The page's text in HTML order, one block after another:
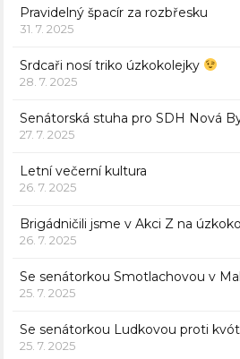
Pravidelný špacír za rozbřesku
31. 7. 2025
Srdcaři nosí triko úzkokolejky
28. 7. 2025
Senátorská stuha pro SDH Nová
27. 7. 2025
Letní večerní kultura
26. 7. 2025
Brigádničili jsme v Akci Z na
26. 7. 2025
Se senátorkou Smotlachovou v
25. 7. 2025
Se senátorkou Ludkovou proti
25. 7. 2025